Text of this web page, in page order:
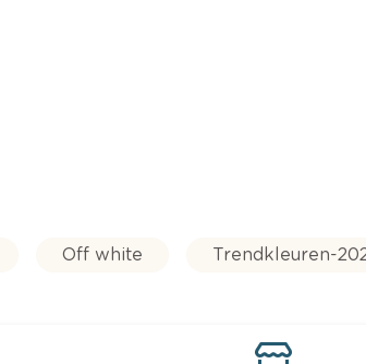
Off white Trendkleuren-